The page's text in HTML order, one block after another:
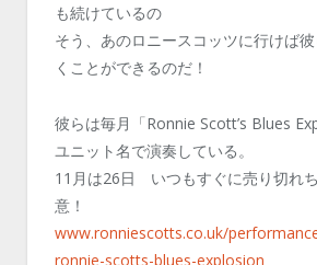
も続けているの
そう、あのロニースコッツに行けば
くことができるのだ！
彼らは毎月「Ronnie Scott’s Blues
ユニット名で演奏している。
11月は26日 いつもすぐに売り切れ
意！
www.ronniescotts.co.uk/
ronnie-scotts-blues-explosion